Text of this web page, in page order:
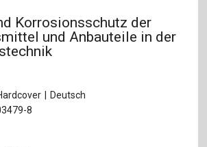
Korrosionsschutz der
und Anbauteile in der
Deutsch
8